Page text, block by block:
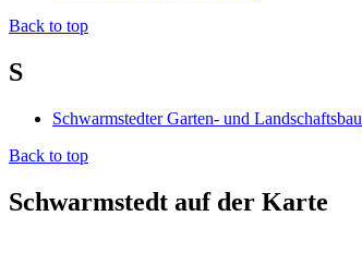
Back to top
S
Schwarmstedter Garten- und Landschaftsbau
Back to top
Schwarmstedt auf der Karte